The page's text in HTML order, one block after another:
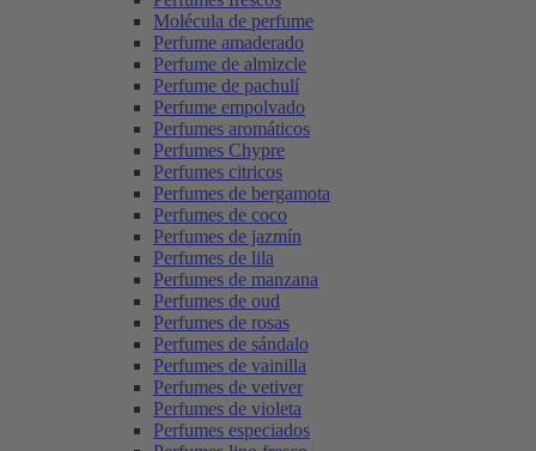
Molécula de perfume
Perfume amaderado
Perfume de almizcle
Perfume de pachulí
Perfume empolvado
Perfumes aromáticos
Perfumes Chypre
Perfumes citricos
Perfumes de bergamota
Perfumes de coco
Perfumes de jazmín
Perfumes de lila
Perfumes de manzana
Perfumes de oud
Perfumes de rosas
Perfumes de sándalo
Perfumes de vainilla
Perfumes de vetiver
Perfumes de violeta
Perfumes especiados